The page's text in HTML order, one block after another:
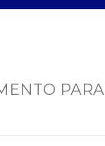
PARA